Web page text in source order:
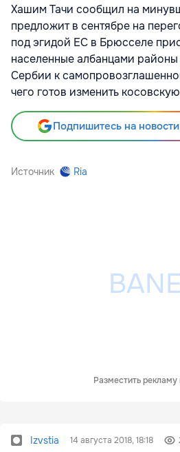
Хашим Тачи сообщил на
предложит в сентябре на
под эгидой ЕС в Брюсселе
населенные албанцами
Сербии к
чего готов изменить
Подпишитесь на
Источник Ria
Разместить рекламу
Izvstia 14 августа 2018, 18:18